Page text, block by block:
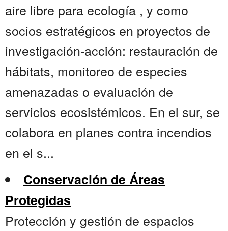
aire libre para ecología , y como
socios estratégicos en proyectos de
investigación-acción: restauración de
hábitats, monitoreo de especies
amenazadas o evaluación de
servicios ecosistémicos. En el sur, se
colabora en planes contra incendios
en el s...
Conservación de Áreas
Protegidas
Protección y gestión de espacios